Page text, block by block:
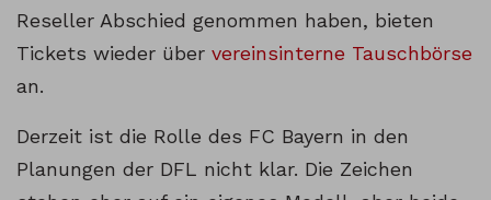
Reseller Abschied genommen haben, bieten
Tickets wieder über vereinsinterne Tauschbörse
an.
Derzeit ist die Rolle des FC Bayern in den
Planungen der DFL nicht klar. Die Zeichen